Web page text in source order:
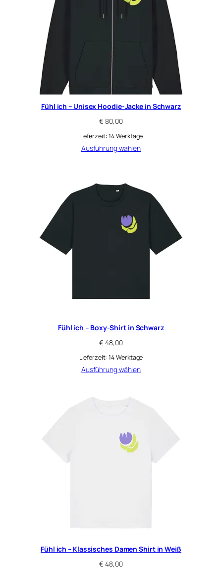
Fühl ich – Unisex Hoodie-Jacke in Schwarz
€ 80,00
Lieferzeit:14 Werktage
Ausführung wählen
Fühl ich – Boxy-Shirt in Schwarz
€ 48,00
Lieferzeit:14 Werktage
Ausführung wählen
Fühl ich – Klassisches Damen Shirt in Weiß
€ 48,00